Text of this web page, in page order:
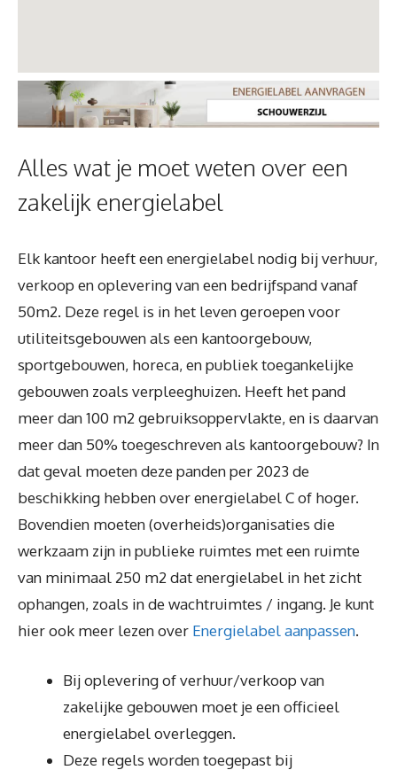
Alles wat je moet weten over een
zakelijk energielabel
Elk kantoor heeft een energielabel nodig bij verhuur,
verkoop en oplevering van een bedrijfspand vanaf
50m2. Deze regel is in het leven geroepen voor
utiliteitsgebouwen als een kantoorgebouw,
sportgebouwen, horeca, en publiek toegankelijke
gebouwen zoals verpleeghuizen. Heeft het pand
meer dan 100 m2 gebruiksoppervlakte, en is daarvan
meer dan 50% toegeschreven als kantoorgebouw? In
dat geval moeten deze panden per 2023 de
beschikking hebben over energielabel C of hoger.
Bovendien moeten (overheids)organisaties die
werkzaam zijn in publieke ruimtes met een ruimte
van minimaal 250 m2 dat energielabel in het zicht
ophangen, zoals in de wachtruimtes / ingang. Je kunt
hier ook meer lezen over Energielabel aanpassen.
Bij oplevering of verhuur/verkoop van
zakelijke gebouwen moet je een officieel
energielabel overleggen.
Deze regels worden toegepast bij